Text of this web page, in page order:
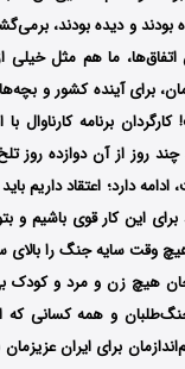
و دیده بودند،
ما هم مثل خیلی
برای آینده کشور و
برنامه کارناوال
روز از آن دوازده روز
دارد؛ اعتقاد داریم
این کار قوی باشیم و
هیچ وقت سایه جنگ را
هیچ زن و مرد و کودک
و همه کسانی که
برای ایران عزیزمان